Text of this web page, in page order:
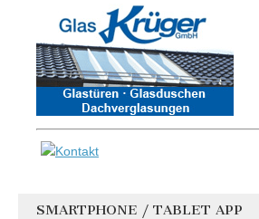
SMARTPHONE / TABLET APP